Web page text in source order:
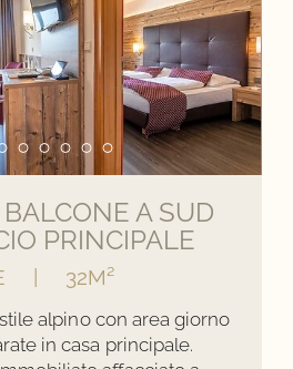
A SUD
PRINCIPALE
32M²
alpino con area giorno
in casa principale.